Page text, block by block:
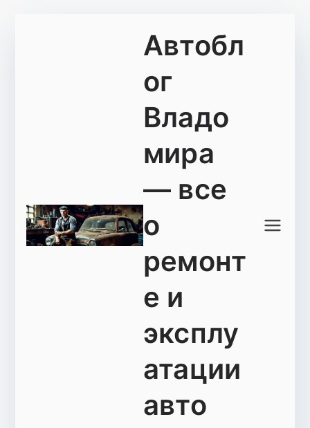
Автобл
ог
Владо
мира
— все
о
ремонт
е и
эксплу
атации
авто